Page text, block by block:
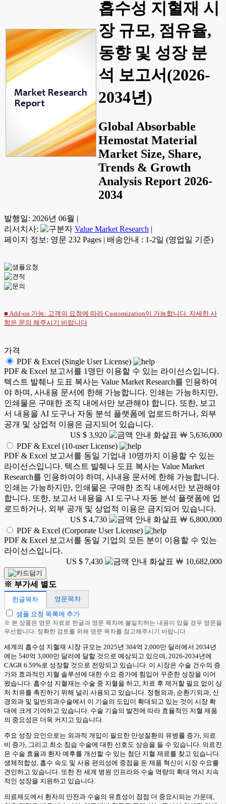
흡수성 지혈재 시
장 규모, 점유율,
동향 및 성장 분
석 보고서(2026-
2034년)
Global Absorbable
Hemostat Material
Market Size, Share,
Trends & Growth
Analysis Report 2026-
2034
발행일: 2026년 06월 |
리서치사:
Value Market Research |
페이지 정보: 영문 232 Pages | 배송안내 : 1-2일 (영업일 기준)
■ Add-on 가능: 고객의 요청에 따라 Customization이 가능합니다. 자세한 사
항은 문의 해주시기 바랍니다
가격
PDF & Excel (Single User License)
PDF & Excel 보고서를 1명만 이용할 수 있는 라이선스입니다.
텍스트 발췌나 도표 복사는 Value Market Research를 인용하여
야 하며, 사내용 문서에 한해 가능합니다. 인쇄는 가능하지만,
인쇄물은 구매한 조직 내에서만 보관해야 합니다. 또한, 보고
서 내용을 AI 도구나 자동 분석 플랫폼에 업로드하거나, 외부
공개 및 상업적 이용은 금지되어 있습니다.
US $ 3,920
￦ 5,636,000
PDF & Excel (10-user License)
PDF & Excel 보고서를 동일 기업내 10명까지 이용할 수 있는
라이선스입니다. 텍스트 발췌나 도표 복사는 Value Market
Research를 인용하여야 하며, 사내용 문서에 한해 가능합니다.
인쇄는 가능하지만, 인쇄물은 구매한 조직 내에서만 보관해야
합니다. 또한, 보고서 내용을 AI 도구나 자동 분석 플랫폼에 업
로드하거나, 외부 공개 및 상업적 이용은 금지되어 있습니다.
US $ 4,730
￦ 6,800,000
PDF & Excel (Corporate User License)
PDF & Excel 보고서를 동일 기업의 모든 분이 이용할 수 있는
라이선스입니다.
US $ 7,430
￦ 10,682,000
※ 부가세 별도
한글목차
영문목차
샘플 요청 목록에 추가
※ 본 상품은 영문 자료로 한글과 영문 목차에 불일치하는 내용이 있을 경우 영문을
우선합니다. 정확한 검토를 위해 영문 목차를 참고해주시기 바랍니다.
세계의 흡수성 지혈재 시장 규모는 2025년 304억 2,000만 달러에서 2034년
에는 540억 3,000만 달러에 달할 것으로 예상되고 있으며, 2026-2034년에
CAGR 6.59%로 성장할 것으로 전망되고 있습니다. 이 시장은 수술 건수의 증
가와 효과적인 지혈 솔루션에 대한 수요 증가에 힘입어 꾸준한 성장을 이어
왔습니다. 흡수성 지혈재는 수술 중 지혈을 하고, 치료 후 제거할 필요 없이 상
처 치유를 촉진하기 위해 널리 사용되고 있습니다. 정형외과, 순환기외과, 신
경외과 및 일반외과수술에서 이 기술의 도입이 확대되고 있는 것이 시장 확
대에 크게 기여하고 있습니다. 수술 기술의 발전에 따라 효율적인 지혈 제품
의 중요성은 더욱 커지고 있습니다.
주요 성장 요인으로는 외과적 개입이 필요한 만성질환의 유병률 증가, 의료
비 증가, 그리고 최소 침습 수술에 대한 선호도 상승을 들 수 있습니다. 의료진
은 수술 효율과 환자 예후를 개선할 수 있는 첨단 지혈 재료를 찾고 있습니다.
생체적합성, 흡수 속도 및 사용 편의성에 중점을 둔 제품 혁신이 시장 수요를
견인하고 있습니다. 또한 전 세계 병원 인프라와 수술 역량의 확대 역시 지속
적인 성장을 지원하고 있습니다.
의료제도에서 환자의 안전과 수술의 유효성이 점점 더 중요시되는 가운데,